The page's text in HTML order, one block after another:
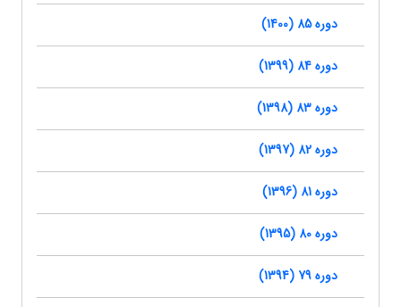
دوره 85 (1400)
دوره 84 (1399)
دوره 83 (1398)
دوره 82 (1397)
دوره 81 (1396)
دوره 80 (1395)
دوره 79 (1394)